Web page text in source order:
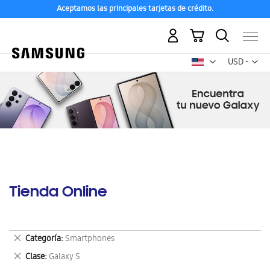
Aceptamos las principales tarjetas de crédito.
USD -
dólar
Mi carrito
Tienda Online
Categoría Smartphones
Eliminar
este
artículo
Clase Galaxy S
Eliminar